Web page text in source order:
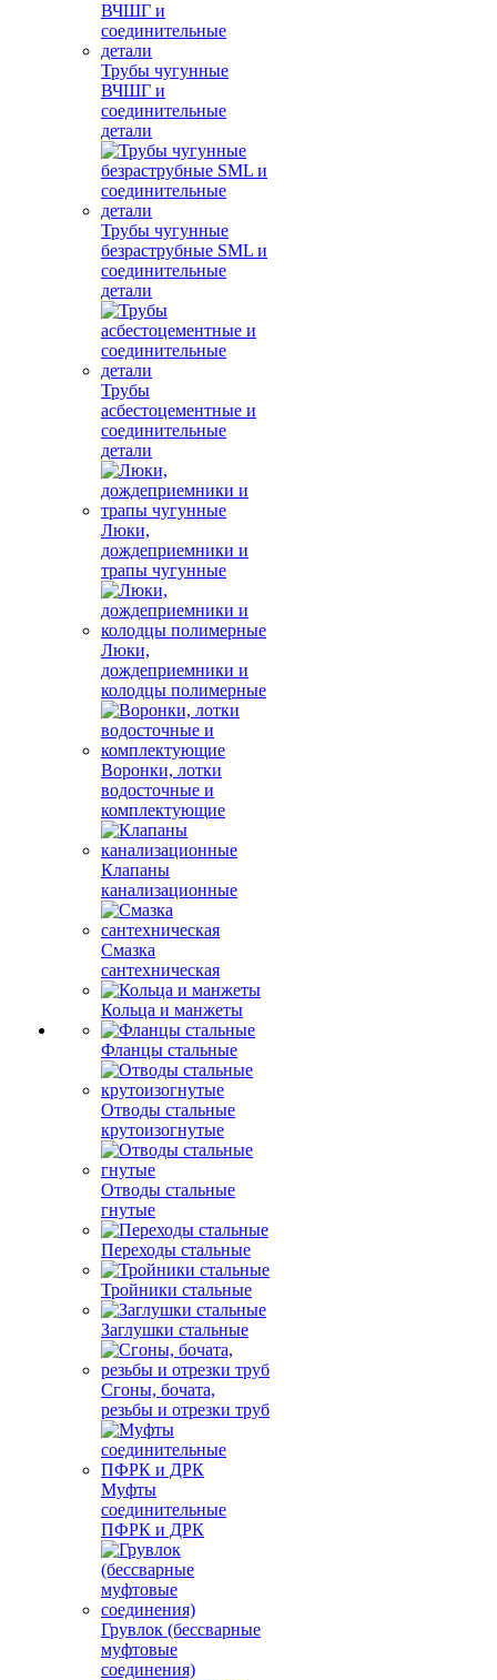
Трубы чугунные
ВЧШГ и
соединительные
детали
Трубы чугунные
безраструбные SML и
соединительные
детали
Трубы
асбестоцементные и
соединительные
детали
Люки,
дождеприемники и
трапы чугунные
Люки,
дождеприемники и
колодцы полимерные
Воронки, лотки
водосточные и
комплектующие
Клапаны
канализационные
Смазка
сантехническая
Кольца и манжеты
Фланцы стальные
Отводы стальные
крутоизогнутые
Отводы стальные
гнутые
Переходы стальные
Тройники стальные
Заглушки стальные
Сгоны, бочата,
резьбы и отрезки труб
Муфты
соединительные
ПФРК и ДРК
Грувлок (бессварные
муфтовые
соединения)